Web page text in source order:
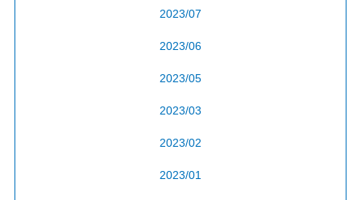
2023/07
2023/06
2023/05
2023/03
2023/02
2023/01